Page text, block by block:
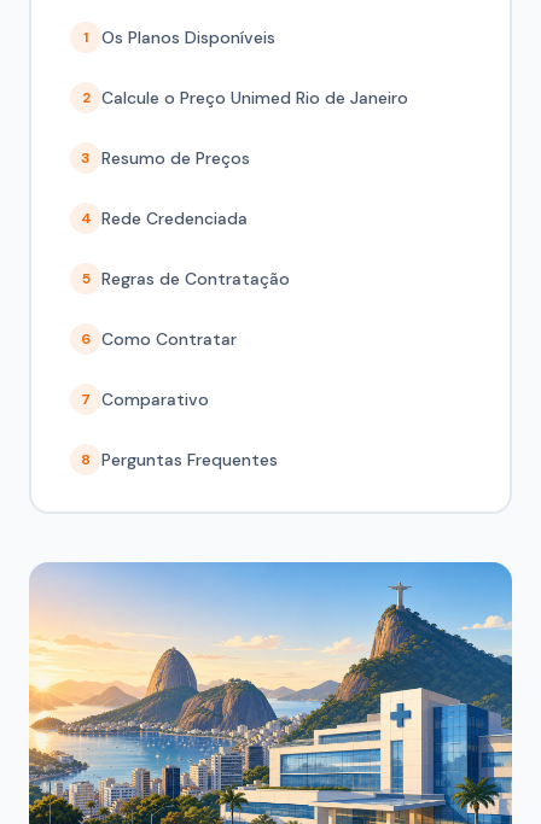
1 Os Planos Disponíveis
2 Calcule o Preço Unimed Rio de Janeiro
3 Resumo de Preços
4 Rede Credenciada
5 Regras de Contratação
6 Como Contratar
7 Comparativo
8 Perguntas Frequentes